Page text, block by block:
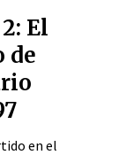
El
de
en el